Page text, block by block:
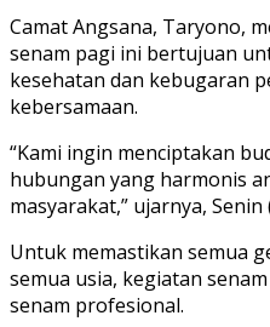
Camat Angsana, Taryono,
senam pagi ini bertujuan
kesehatan dan kebugaran
kebersamaan.
“Kami ingin menciptakan
hubungan yang harmonis
masyarakat,” ujarnya, Senin
Untuk memastikan semua
semua usia, kegiatan
senam profesional.